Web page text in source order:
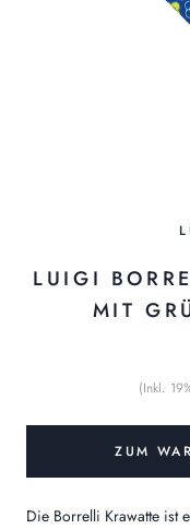
LUIGI
MIT
(Inkl.
ZUM
Die Borrelli Krawatte ist